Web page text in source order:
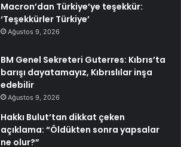
Macron’dan Türkiye’ye teşekkür:
‘Teşekkürler Türkiye’
Ağustos 9, 2026
BM Genel Sekreteri Guterres: Kıbrıs’ta
barışı dayatamayız, Kıbrıslılar inşa
edebilir
Ağustos 9, 2026
Hakkı Bulut’tan dikkat çeken
açıklama: “Öldükten sonra yapsalar
ne olur?”